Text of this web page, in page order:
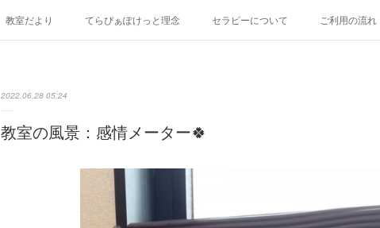
教室だより てらぴぁぽけっと理念 セラピーについて ご利用の流れ
2022.06.28 05:24
教室の風景：感情メーター🍀